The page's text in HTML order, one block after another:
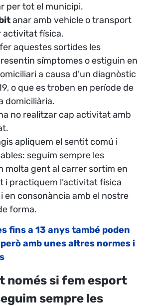
per tot el municipi.
anar amb vehicle o transport
activitat física.
aquestes sortides les
símptomes o estiguin en
a causa d’un diagnòstic
o que es troben en període de
domiciliària.
no realitzar cap activitat amb
apliquem el sentit comú i
seguim sempre les
molta gent al carrer sortim en
i practiquem l’activitat física
en consonància amb el nostre
forma.
fins a 13 anys també poden
amb unes altres normes i
només si fem esport
sempre les